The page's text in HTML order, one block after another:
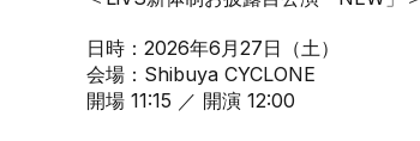
日時：2026年6月27日（土）
会場：Shibuya CYCLONE
開場 11:15 ／ 開演 12:00